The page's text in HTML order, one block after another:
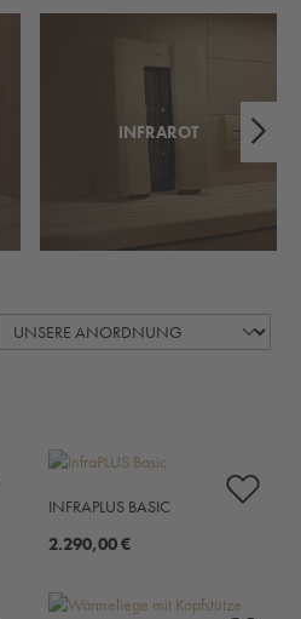
INFRAROT
INFRAPLUS BASIC
2.290,00 €